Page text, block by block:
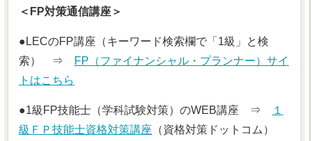
＜FP対策通信講座＞
●LECのFP講座（キーワード検索欄で「1級」と検
索） ⇒
FP（ファイナンシャル・プランナー）サイ
トはこちら
●1級FP技能士（学科試験対策）のWEB講座 ⇒
１
級ＦＰ技能士資格対策講座 （資格対策ドットコム）